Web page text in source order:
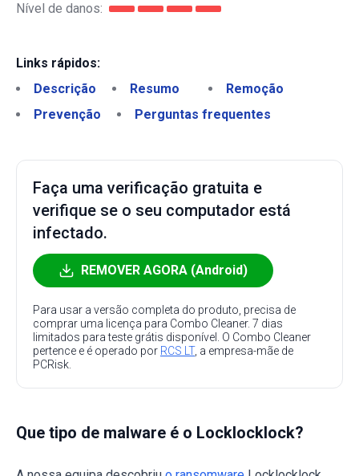
Nível de danos:
Links rápidos:
Descrição
Resumo
Remoção
Prevenção
Perguntas frequentes
Faça uma verificação gratuita e
verifique se o seu computador está
infectado.
REMOVER AGORA (Android)
Para usar a versão completa do produto, precisa de
comprar uma licença para Combo Cleaner. 7 dias
limitados para teste grátis disponível. O Combo Cleaner
pertence e é operado por RCS LT, a empresa-mãe de
PCRisk.
Que tipo de malware é o Locklocklock?